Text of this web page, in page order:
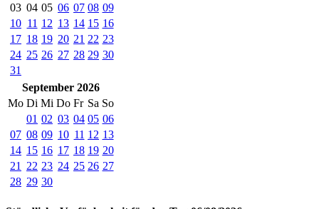
03 04 05 06 07 08 09
10 11 12 13 14 15 16
17 18 19 20 21 22 23
24 25 26 27 28 29 30
31
September 2026
Mo Di Mi Do Fr Sa So
01 02 03 04 05 06
07 08 09 10 11 12 13
14 15 16 17 18 19 20
21
22 23 24 25 26 27
28 29 30